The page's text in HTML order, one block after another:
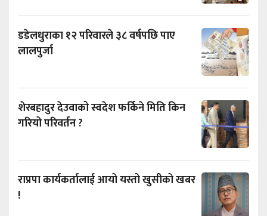
डडेलधुराका १२ परिवारले ३८ वर्षपछि पाए
लालपुर्जा
शेरबहादुर देउवाको स्वदेश फर्किने मिति किन
गरियो परिवर्तन ?
राप्रपा कार्यकर्तालाई आयो यस्तो खुसीको खबर
!